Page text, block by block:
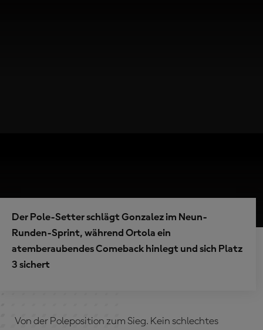
Der Pole-Setter schlägt Gonzalez im Neun-
Runden-Sprint, während Ortola ein
atemberaubendes Comeback hinlegt und sich Platz
3 sichert
Von der Poleposition zum Sieg. Kein schlechtes